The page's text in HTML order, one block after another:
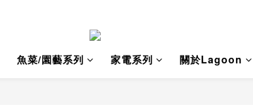
魚菜/園藝系列 家電系列 關於Lagoon